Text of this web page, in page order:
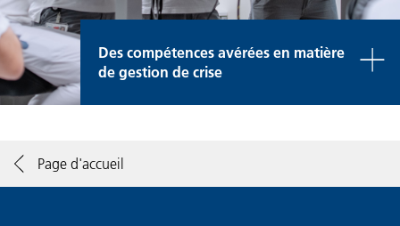
Des compétences avérées en matière
de gestion de crise
Page d'accueil